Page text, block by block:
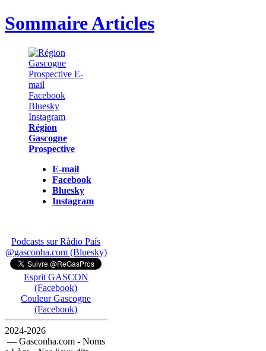
Sommaire Articles
Région
Gascogne
Prospective
E-mail
Facebook
Bluesky
Instagram
Podcasts sur Ràdio País
@gasconha.com (Bluesky)
Esprit GASCON
(Facebook)
Couleur Gascogne
(Facebook)
2024-2026
— Gasconha.com - Noms